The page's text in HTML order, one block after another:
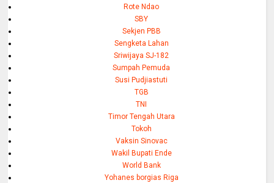
Rote Ndao
SBY
Sekjen PBB
Sengketa Lahan
Sriwijaya SJ-182
Sumpah Pemuda
Susi Pudjiastuti
TGB
TNI
Timor Tengah Utara
Tokoh
Vaksin Sinovac
Wakil Bupati Ende
World Bank
Yohanes borgias Riga